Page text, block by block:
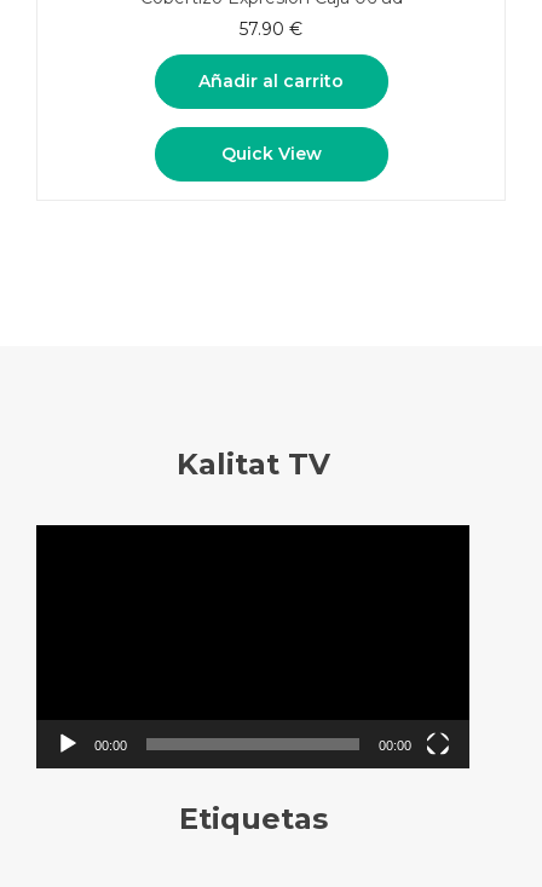
57.90 €
Añadir al carrito
Quick View
Kalitat TV
00:00 00:00
Etiquetas